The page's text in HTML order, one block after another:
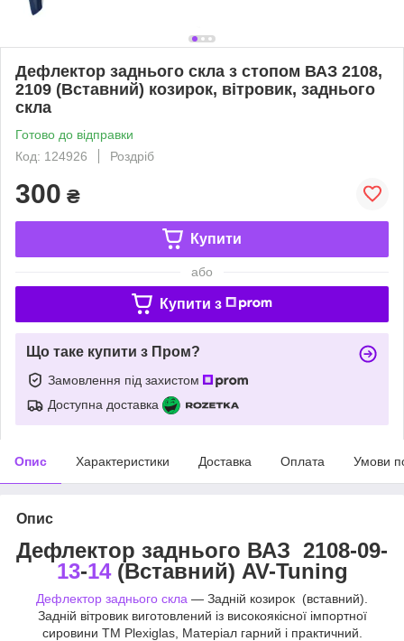
Дефлектор заднього скла з стопом ВАЗ 2108,
2109 (Вставний) козирок, вітровик, заднього
скла
Готово до відправки
Код: 124926
Роздріб
300 ₴
Купити
або
Купити з
Що таке купити з Пром?
Замовлення під захистом
Доступна доставка
Опис Характеристики Доставка Оплата Умови
Опис
Дефлектор заднього ВАЗ 2108-09-
13-14(Вставний) AV-Tuning
Дефлектор заднього скла — Задній козирок (вставний).
Задній вітровик виготовлений із високоякісної імпортної
сировини ТМ Plexiglas, Матеріал гарний і практичний.